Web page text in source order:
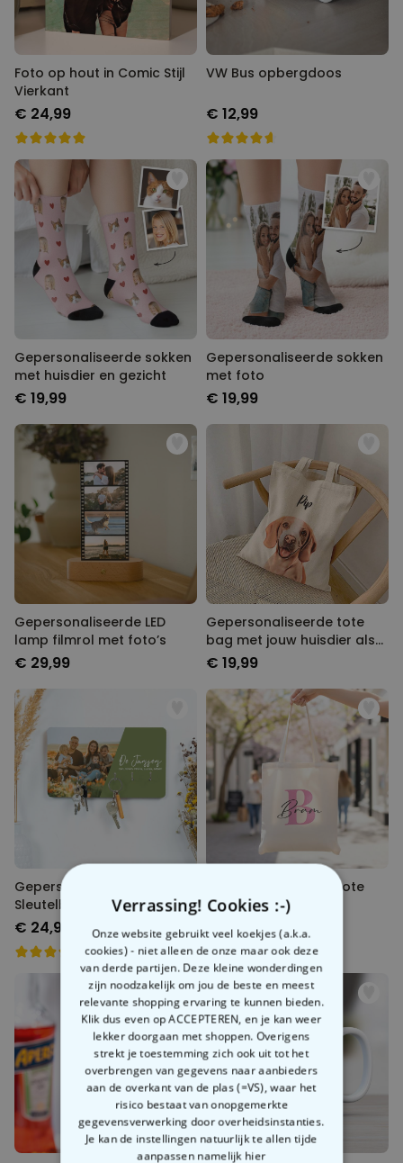
Foto op hout in Comic Stijl
Vierkant
€ 24,99
VW Bus opbergdoos
€ 12,99
Gepersonaliseerde sokken
met huisdier en gezicht
€ 19,99
Gepersonaliseerde sokken
met foto
€ 19,99
Gepersonaliseerde LED
lamp filmrol met foto’s
€ 29,99
Gepersonaliseerde tote
bag met jouw huisdier als
comic
€ 19,99
Gepersonaliseerd
Sleutelbord met Foto en
Tekst
€ 24,99
Gepersonaliseerde tote
bag met monogram
€ 19,99
Verrassing! Cookies :-)
Onze website gebruikt veel koekjes (a.k.a.
cookies) - niet alleen de onze maar ook deze
van derde partijen. Deze kleine wonderdingen
zijn noodzakelijk om jou de beste en meest
relevante shopping ervaring te kunnen bieden.
Klik dus even op ACCEPTEREN, en je kan weer
lekker doorgaan met shoppen. Overigens
strekt je toestemming zich ook uit tot het
overbrengen van gegevens naar aanbieders
aan de overkant van de plas (=VS), waar het
risico bestaat van onopgemerkte
gegevensverwerking door overheidsinstanties.
Je kan de instellingen natuurlijk te allen tijde
aanpassen namelijk hier